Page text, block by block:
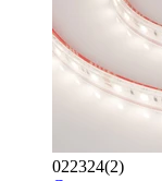
022324(2)